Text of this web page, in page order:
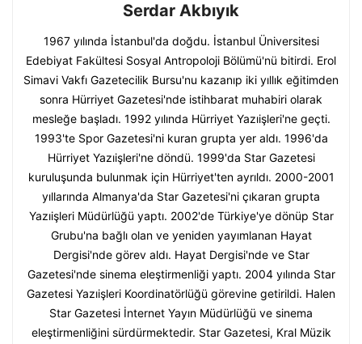
Serdar Akbıyık
1967 yılında İstanbul'da doğdu. İstanbul Üniversitesi
Edebiyat Fakültesi Sosyal Antropoloji Bölümü'nü bitirdi. Erol
Simavi Vakfı Gazetecilik Bursu'nu kazanıp iki yıllık eğitimden
sonra Hürriyet Gazetesi'nde istihbarat muhabiri olarak
mesleğe başladı. 1992 yılında Hürriyet Yazıişleri'ne geçti.
1993'te Spor Gazetesi'ni kuran grupta yer aldı. 1996'da
Hürriyet Yazıişleri'ne döndü. 1999'da Star Gazetesi
kuruluşunda bulunmak için Hürriyet'ten ayrıldı. 2000-2001
yıllarında Almanya'da Star Gazetesi'ni çıkaran grupta
Yazıişleri Müdürlüğü yaptı. 2002'de Türkiye'ye dönüp Star
Grubu'na bağlı olan ve yeniden yayımlanan Hayat
Dergisi'nde görev aldı. Hayat Dergisi'nde ve Star
Gazetesi'nde sinema eleştirmenliği yaptı. 2004 yılında Star
Gazetesi Yazıişleri Koordinatörlüğü görevine getirildi. Halen
Star Gazetesi İnternet Yayın Müdürlüğü ve sinema
eleştirmenliğini sürdürmektedir. Star Gazetesi, Kral Müzik